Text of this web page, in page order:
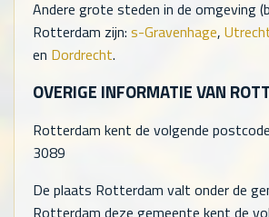
Andere grote steden in de omgeving
Rotterdam zijn: s-Gravenhage,
en Dordrecht.
OVERIGE INFORMATIE VAN
Rotterdam kent de volgende
3089
De plaats Rotterdam valt onder de
Rotterdam deze gemeente kent de